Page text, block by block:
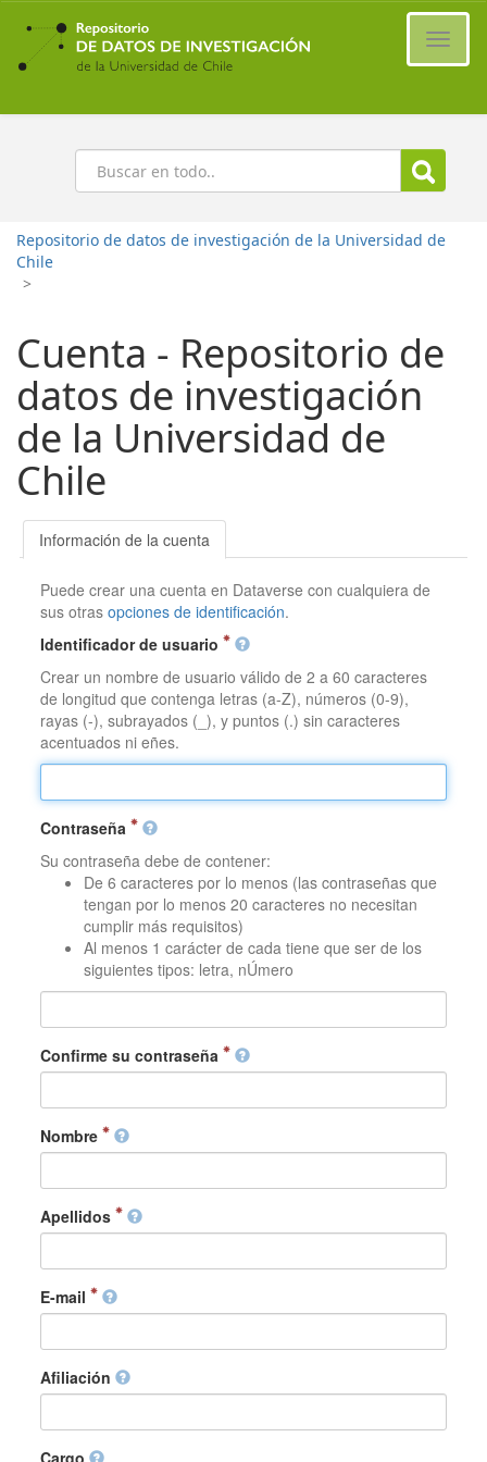
Ir
contenido
principal
Buscar
Repositorio de datos de investigación de la Universidad de
Chile
>
Cuenta - Repositorio de
datos de investigación
de la Universidad de
Chile
Información de la cuenta
Puede crear una cuenta en Dataverse con cualquiera de
sus otrasopciones de identificación.
Identificador de usuario
Crear un nombre de usuario válido de 2 a 60 caracteres
de longitud que contenga letras (a-Z), números (0-9),
rayas (-), subrayados (_), y puntos (.) sin caracteres
acentuados ni eñes.
Contraseña
Su contraseña debe de contener:
De 6 caracteres por lo menos (las contraseñas que
tengan por lo menos 20 caracteres no necesitan
cumplir más requisitos)
Al menos 1 carácter de cada tiene que ser de los
siguientes tipos: letra, nÚmero
Confirme su contraseña
Nombre
Apellidos
E-mail
Afiliación
Cargo